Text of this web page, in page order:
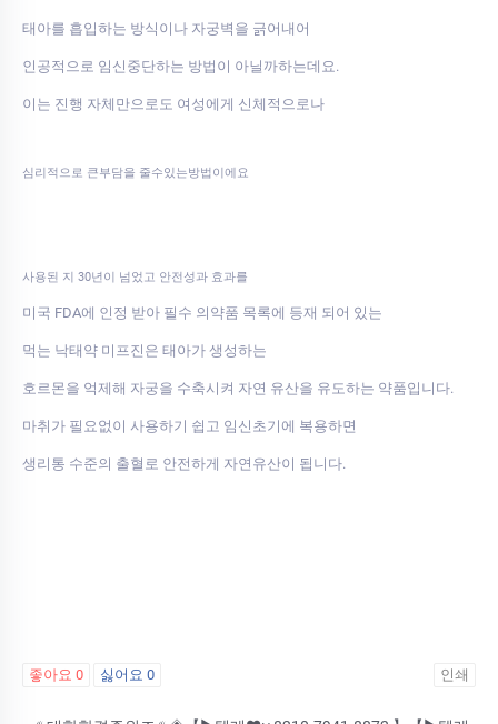
태아를 흡입하는 방식이나 자궁벽을 긁어내어
인공적으로 임신중단하는 방법이 아닐까하는데요.
이는 진행 자체만으로도 여성에게 신체적으로나
심리적으로 큰부담을 줄수있는방법이에요
사용된 지 30년이 넘었고 안전성과 효과를
미국 FDA에 인정 받아 필수 의약품 목록에 등재 되어 있는
먹는 낙태약 미프진은 태아가 생성하는
호르몬을 억제해 자궁을 수축시켜 자연 유산을 유도하는 약품입니다.
마취가 필요없이 사용하기 쉽고 임신초기에 복용하면
생리통 수준의 출혈로 안전하게 자연유산이 됩니다.
좋아요 0 싫어요 0 인쇄